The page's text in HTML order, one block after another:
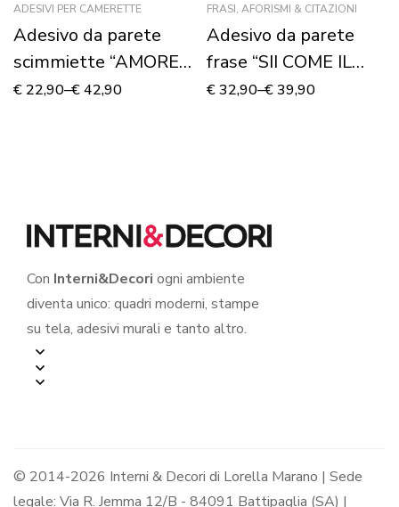
ADESIVI PER CAMERETTE
Adesivo da parete
scimmiette “AMORE
DI MAMMA” –
€ 22,90–€42,90
FRASI, AFORISMI & CITAZIONI
Adesivo da parete
frase “SII COME IL
MARE…”
€32,90–€39,90
Con Interni&Decori ogni ambiente
diventa unico: quadri moderni, stampe
su tela, adesivi murali e tanto altro.
© 2014-2026 Interni & Decori di Lorella Marano | Sede
legale: Via R. Jemma 12/B - 84091 Battipaglia (SA) |